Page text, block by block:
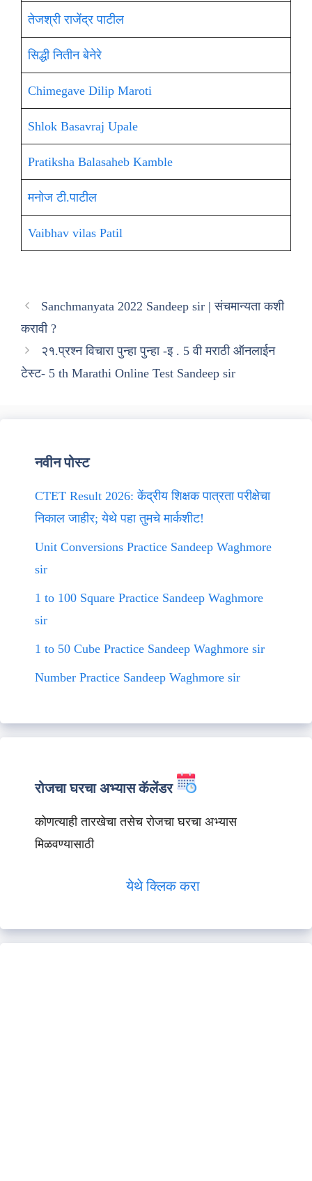
तेजश्री राजेंद्र पाटील
सिद्धी नितीन बेनेरे
Chimegave Dilip Maroti
Shlok Basavraj Upale
Pratiksha Balasaheb Kamble
मनोज टी.पाटील
Vaibhav vilas Patil
Sanchmanyata 2022 Sandeep sir | संचमान्यता कशी
करावी ?
२१.प्रश्न विचारा पुन्हा पुन्हा -इ . 5 वी मराठी ऑनलाईन
टेस्ट- 5 th Marathi Online Test Sandeep sir
नवीन पोस्ट
CTET Result 2026: केंद्रीय शिक्षक पात्रता परीक्षेचा
निकाल जाहीर; येथे पहा तुमचे मार्कशीट!
Unit Conversions Practice Sandeep Waghmore
sir
1 to 100 Square Practice Sandeep Waghmore
sir
1 to 50 Cube Practice Sandeep Waghmore sir
Number Practice Sandeep Waghmore sir
रोजचा घरचा अभ्यास कॅलेंडर
कोणत्याही तारखेचा तसेच रोजचा घरचा अभ्यास
मिळवण्यासाठी
येथे क्लिक करा